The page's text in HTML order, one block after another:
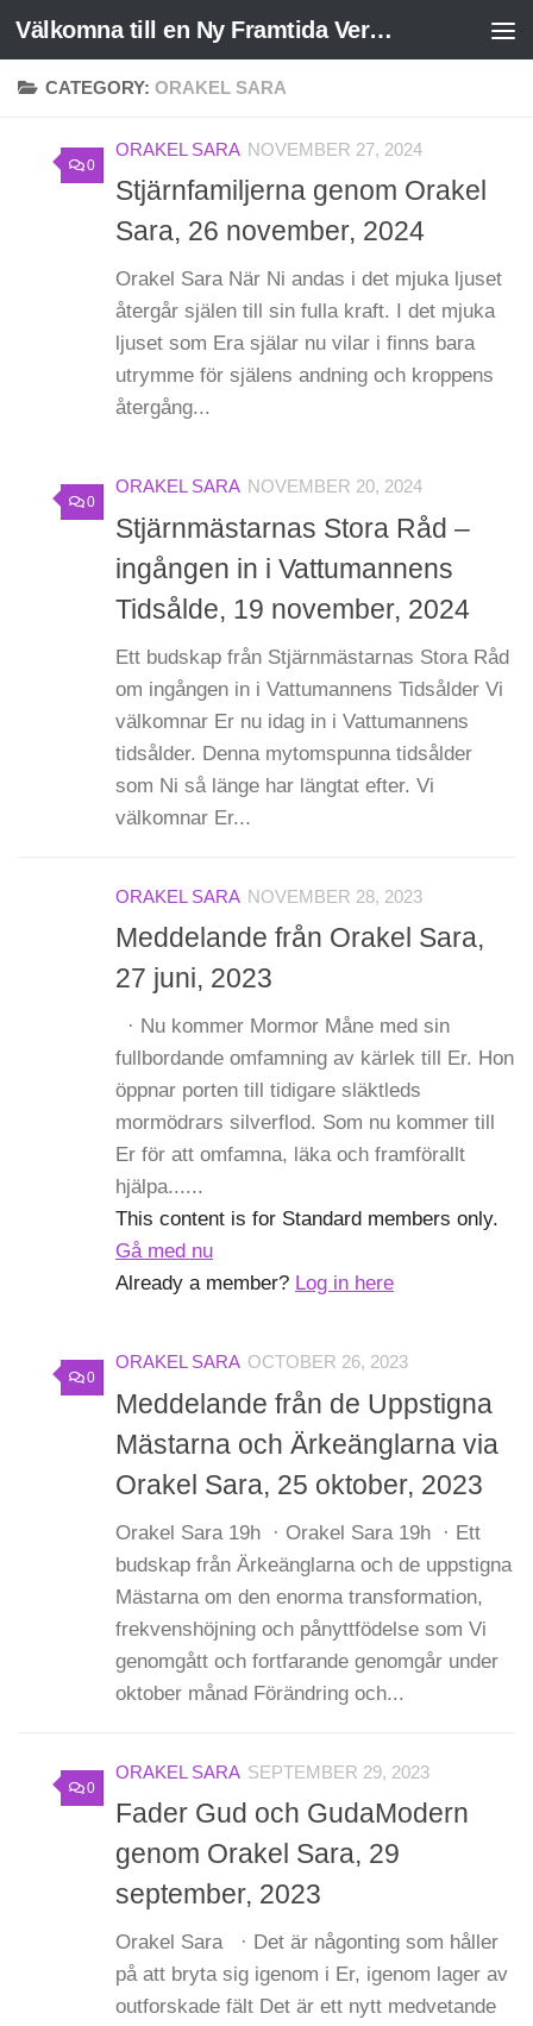
Skip to content Välkomna till en Ny Framtida Verklighet
CATEGORY: ORAKEL SARA
0
ORAKEL SARA NOVEMBER 27, 2024
Stjärnfamiljerna genom Orakel
Sara, 26 november, 2024
Orakel Sara När Ni andas i det mjuka ljuset
återgår själen till sin fulla kraft. I det mjuka
ljuset som Era själar nu vilar i finns bara
utrymme för själens andning och kroppens
återgång...
0
ORAKEL SARA NOVEMBER 20, 2024
Stjärnmästarnas Stora Råd –
ingången in i Vattumannens
Tidsålde, 19 november, 2024
Ett budskap från Stjärnmästarnas Stora Råd
om ingången in i Vattumannens Tidsålder Vi
välkomnar Er nu idag in i Vattumannens
tidsålder. Denna mytomspunna tidsålder
som Ni så länge har längtat efter. Vi
välkomnar Er...
ORAKEL SARA NOVEMBER 28, 2023
Meddelande från Orakel Sara,
27 juni, 2023
· Nu kommer Mormor Måne med sin
fullbordande omfamning av kärlek till Er. Hon
öppnar porten till tidigare släktleds
mormödrars silverflod. Som nu kommer till
Er för att omfamna, läka och framförallt
hjälpa......
This content is for Standard members only.
Gå med nu
Already a member? Log in here
0
ORAKEL SARA OCTOBER 26, 2023
Meddelande från de Uppstigna
Mästarna och Ärkeänglarna via
Orakel Sara, 25 oktober, 2023
Orakel Sara 19h · Orakel Sara 19h · Ett
budskap från Ärkeänglarna och de uppstigna
Mästarna om den enorma transformation,
frekvenshöjning och pånyttfödelse som Vi
genomgått och fortfarande genomgår under
oktober månad Förändring och...
0
ORAKEL SARA SEPTEMBER 29, 2023
Fader Gud och GudaModern
genom Orakel Sara, 29
september, 2023
Orakel Sara · Det är någonting som håller
på att bryta sig igenom i Er, igenom lager av
outforskade fält Det är ett nytt medvetande